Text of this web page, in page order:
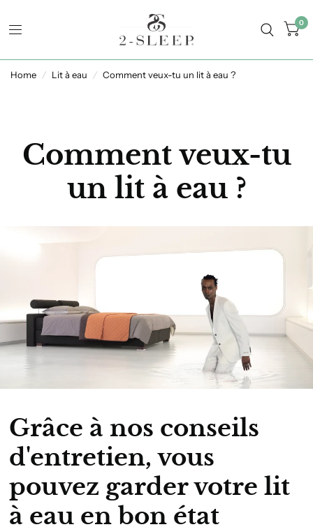
0
Home / Lit à eau / Comment veux-tu un lit à eau ?
Comment veux-tu
un lit à eau ?
Grâce à nos conseils
d'entretien, vous
pouvez garder votre lit
à eau en bon état